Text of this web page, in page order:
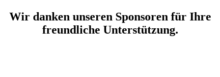
Wir danken unseren Sponsoren für Ihre
freundliche Unterstützung.